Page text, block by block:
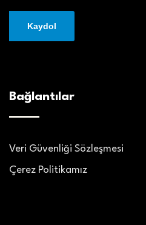
Bağlantılar
Veri Güvenliği Sözleşmesi
Çerez Politikamız